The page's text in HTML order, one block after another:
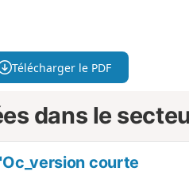
Télécharger le PDF
dans le
courte